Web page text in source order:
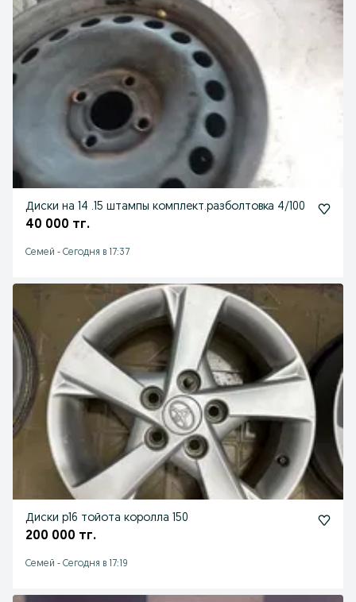
Диски на 14 .15 штампы комплект.разболтовка 4/100
40 000 тг.
Семей - Сегодня в 17:37
Диски р16 тойота королла 150
200 000 тг.
Семей - Сегодня в 17:19